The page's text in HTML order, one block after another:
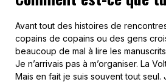
Avant tout des histoires de
copains de copains ou des gens
beaucoup de mal à lire les
Je n’arrivais pas à m’organiser. La
Mais en fait je suis souvent tout seul.